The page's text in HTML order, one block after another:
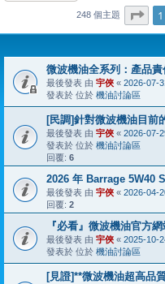
248 個主題 11
微波機油全系列：產品責
最後發表 由 宇俠 « 2026-07-
發表於 位於 機油討論區
[民調]針對微波機油目前
最後發表 由 宇俠 « 2026-07-
發表於 位於 機油討論區
回覆: 6
2026 年 Barrage 5W40
最後發表 由 宇俠 « 2026-04-
回覆: 2
『必看』微波機油官方網
最後發表 由 宇俠 « 2025-10-
發表於 位於 機油討論區
[見證]**微波機油超高品